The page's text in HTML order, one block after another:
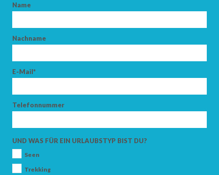
Name
Nachname
E-Mail*
Telefonnummer
UND WAS FÜR EIN URLAUBSTYP BIST DU?
Seen
Trekking